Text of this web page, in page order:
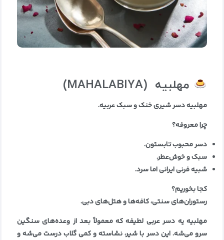
مهلبیه (MAHALABIYA)
مهلبیه دسر شیری خنک و سبک عربیه.
چرا معروفه؟
دسر محبوب تابستون.
سبک و خوش‌عطر.
شبیه فرنی ایرانی اما سرد.
کجا بخوریم؟
رستوران‌های سنتی، کافه‌ها و هتل‌های دبی.
مهلبیه یه دسر عربی لطیفه که معمولاً بعد از وعده‌های سنگین
سرو می‌شه. این دسر با شیر، نشاسته و کمی گلاب درست می‌شه و